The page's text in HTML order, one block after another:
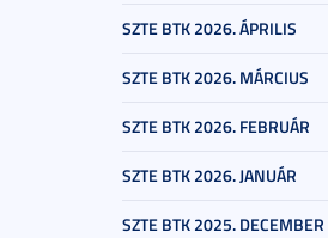
SZTE BTK 2026. ÁPRILIS
SZTE BTK 2026. MÁRCIUS
SZTE BTK 2026. FEBRUÁR
SZTE BTK 2026. JANUÁR
SZTE BTK 2025. DECEMBER